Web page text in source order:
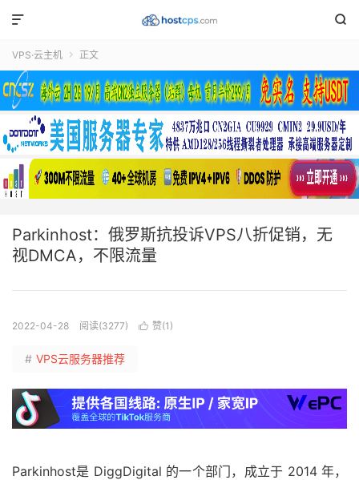


VPS·云主机  正文
Parkinhost：俄罗斯抗投诉VPS八折促销，无
视DMCA，不限流量
2022-04-28 阅读(3277)  赞(1 )
# VPS云服务器推荐
Parkinhost是 DiggDigital 的一个部门，成立于 2014 年，